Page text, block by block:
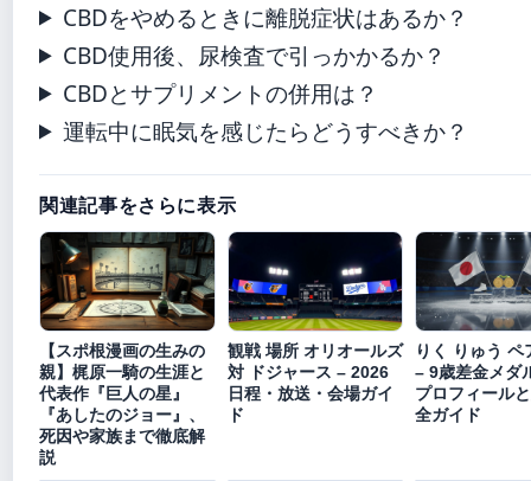
CBDをやめるときに離脱症状はあるか？
CBD使用後、尿検査で引っかかるか？
CBDとサプリメントの併用は？
運転中に眠気を感じたらどうすべきか？
関連記事をさらに表示
【スポ根漫画の生みの
親】梶原一騎の生涯と
代表作『巨人の星』
『あしたのジョー』、
死因や家族まで徹底解
説
観戦 場所 オリオールズ
対 ドジャース – 2026
日程・放送・会場ガイ
ド
りく りゅう ペ
– 9歳差金メダ
プロフィール
全ガイド